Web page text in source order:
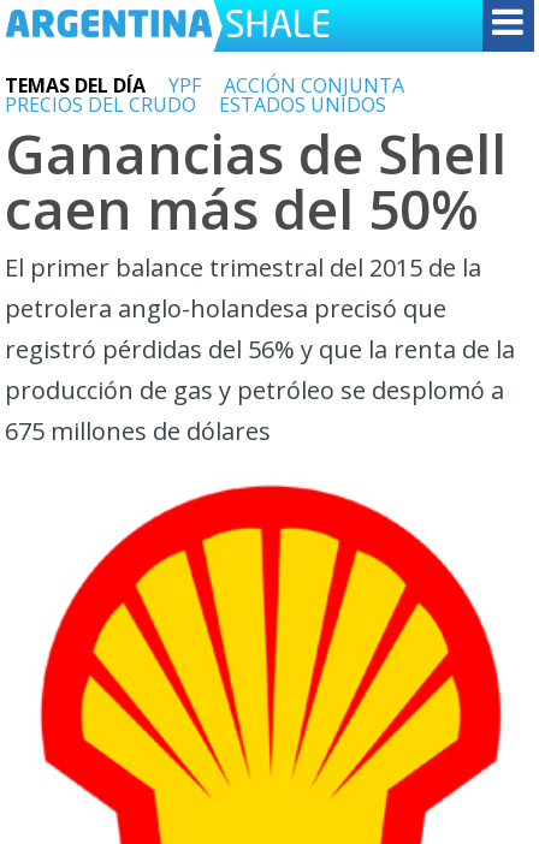
TEMAS DEL DÍA YPF ACCIÓN CONJUNTA
PRECIOS DEL CRUDO ESTADOS UNIDOS
Ganancias de Shell
caen más del 50%
El primer balance trimestral del 2015 de la
petrolera anglo-holandesa precisó que
registró pérdidas del 56% y que la renta de la
producción de gas y petróleo se desplomó a
675 millones de dólares